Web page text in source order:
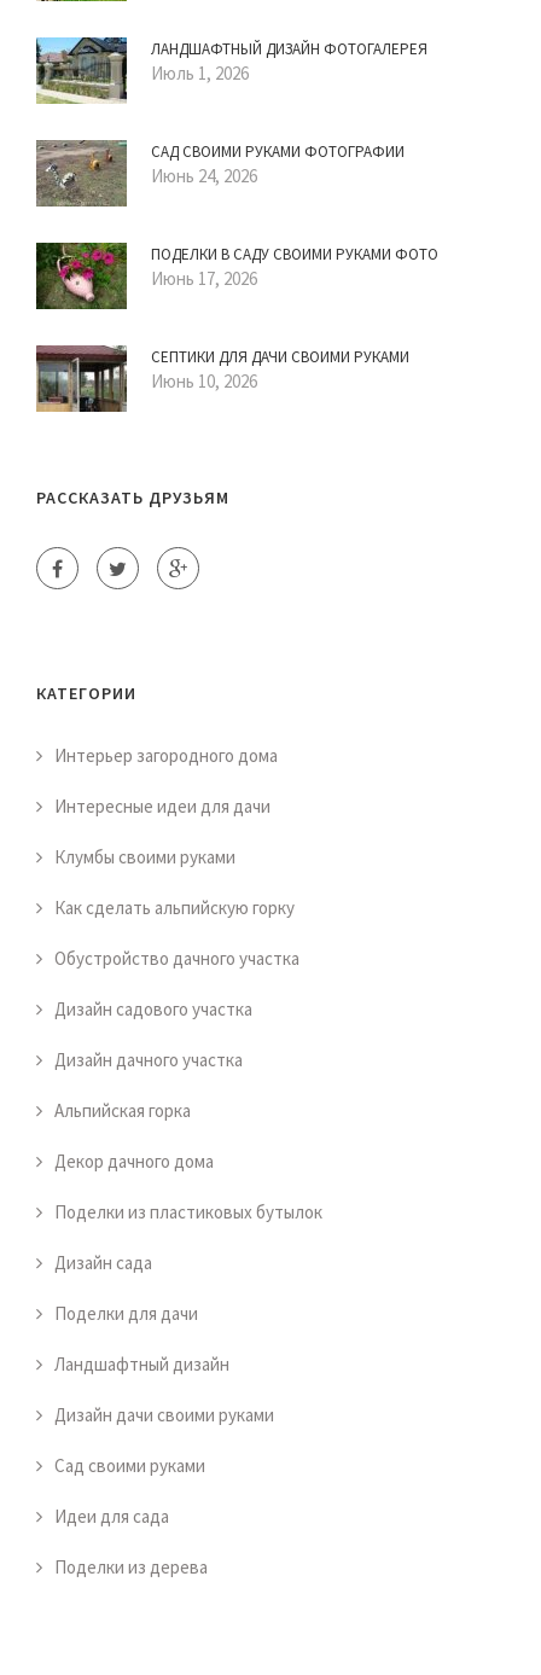
ЛАНДШАФТНЫЙ ДИЗАЙН ФОТОГАЛЕРЕЯ
Июль 1, 2026
САД СВОИМИ РУКАМИ ФОТОГРАФИИ
Июнь 24, 2026
ПОДЕЛКИ В САДУ СВОИМИ РУКАМИ ФОТО
Июнь 17, 2026
СЕПТИКИ ДЛЯ ДАЧИ СВОИМИ РУКАМИ
Июнь 10, 2026
РАССКАЗАТЬ ДРУЗЬЯМ
КАТЕГОРИИ
Интерьер загородного дома
Интересные идеи для дачи
Клумбы своими руками
Как сделать альпийскую горку
Обустройство дачного участка
Дизайн садового участка
Дизайн дачного участка
Альпийская горка
Декор дачного дома
Поделки из пластиковых бутылок
Дизайн сада
Поделки для дачи
Ландшафтный дизайн
Дизайн дачи своими руками
Сад своими руками
Идеи для сада
Поделки из дерева